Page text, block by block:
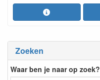
Zoeken
Waar ben je naar op zoek?